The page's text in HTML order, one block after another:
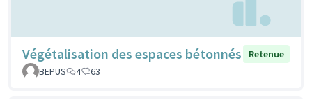
Végétalisation des espaces bétonnés
Retenue
BEPUS
4 63